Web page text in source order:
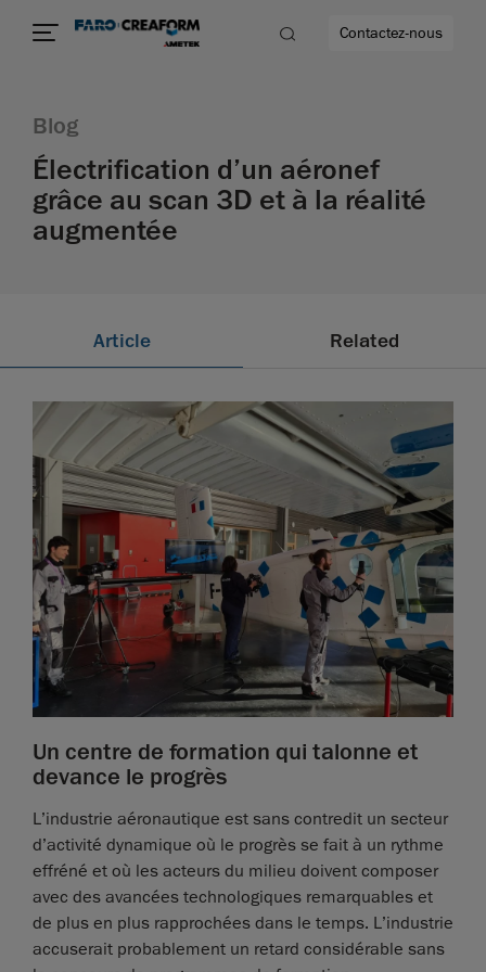
encore
Contactez-nous
Blog
Électrification d’un aéronef
grâce au scan 3D et à la réalité
augmentée
Article Related
Un centre de formation qui talonne et
devance le progrès
L’industrie aéronautique est sans contredit un secteur
d’activité dynamique où le progrès se fait à un rythme
effréné et où les acteurs du milieu doivent composer
avec des avancées technologiques remarquables et
de plus en plus rapprochées dans le temps. L’industrie
accuserait probablement un retard considérable sans